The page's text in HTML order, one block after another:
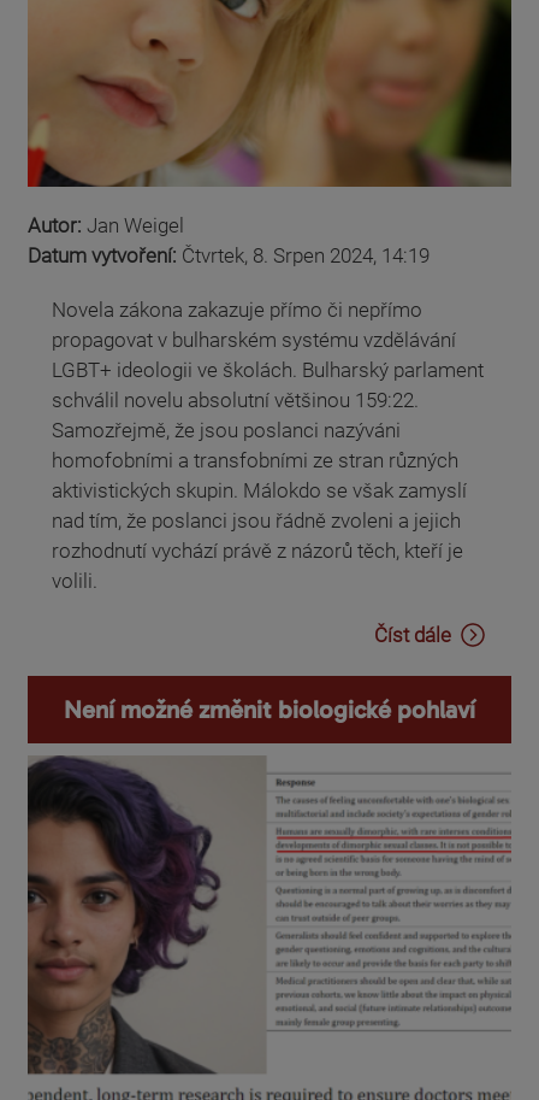
Autor: Jan Weigel
Datum vytvoření: Čtvrtek, 8. Srpen 2024, 14:19
Novela zákona zakazuje přímo či nepřímo
propagovat v bulharském systému vzdělávání
LGBT+ ideologii ve školách. Bulharský parlament
schválil novelu absolutní většinou 159:22.
Samozřejmě, že jsou poslanci nazýváni
homofobními a transfobními ze stran různých
aktivistických skupin. Málokdo se však zamyslí
nad tím, že poslanci jsou řádně zvoleni a jejich
rozhodnutí vychází právě z názorů těch, kteří je
volili.
Číst dále
Není možné změnit biologické pohlaví